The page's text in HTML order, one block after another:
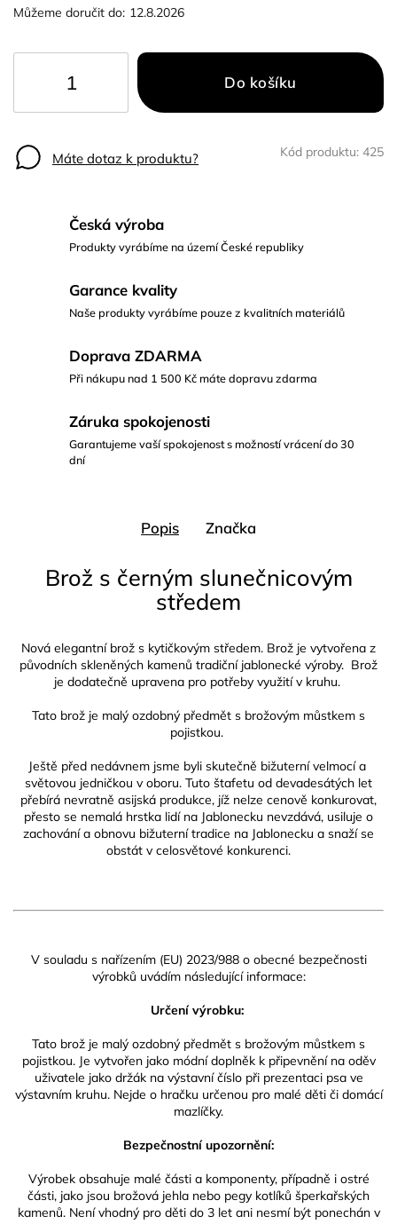
Můžeme doručit do: 12.8.2026
Do košíku
Máte dotaz k produktu? Kód produktu: 425
Česká výroba
Produkty vyrábíme na území České republiky
Garance kvality
Naše produkty vyrábíme pouze z kvalitních materiálů
Doprava ZDARMA
Při nákupu nad 1 500 Kč máte dopravu zdarma
Záruka spokojenosti
Garantujeme vaší spokojenost s možností vrácení do 30
dní
Popis Značka
Brož s černým slunečnicovým
středem
Nová elegantní brož s kytičkovým středem. Brož je vytvořena z
původních skleněných kamenů tradiční jablonecké výroby. Brož
je dodatečně upravena pro potřeby využití v kruhu.
Tato brož je malý ozdobný předmět s brožovým můstkem s
pojistkou.
Ještě před nedávnem jsme byli skutečně bižuterní velmocí a
světovou jedničkou v oboru. Tuto štafetu od devadesátých let
přebírá nevratně asijská produkce, jíž nelze cenově konkurovat,
přesto se nemalá hrstka lidí na Jablonecku nevzdává, usiluje o
zachování a obnovu bižuterní tradice na Jablonecku a snaží se
obstát v celosvětové konkurenci.
V souladu s nařízením (EU) 2023/988 o obecné bezpečnosti
výrobků uvádím následující informace:
Určení výrobku:
Tato brož je malý ozdobný předmět s brožovým můstkem s
pojistkou. Je vytvořen jako módní doplněk k připevnění na oděv
uživatele jako držák na výstavní číslo při prezentaci psa ve
výstavním kruhu. Nejde o hračku určenou pro malé děti či domácí
mazlíčky.
Bezpečnostní upozornění:
Výrobek obsahuje malé části a komponenty, případně i ostré
části, jako jsou brožová jehla nebo pegy kotlíků šperkařských
kamenů. Není vhodný pro děti do 3 let ani nesmí být ponechán v